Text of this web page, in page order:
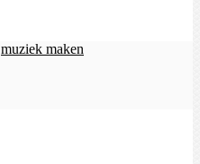
muziek maken